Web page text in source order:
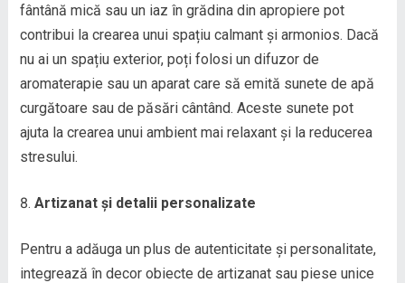
fântână mică sau un iaz în grădina din apropiere pot
contribui la crearea unui spațiu calmant și armonios. Dacă
nu ai un spațiu exterior, poți folosi un difuzor de
aromaterapie sau un aparat care să emită sunete de apă
curgătoare sau de păsări cântând. Aceste sunete pot
ajuta la crearea unui ambient mai relaxant și la reducerea
stresului.
Artizanat și detalii personalizate
Pentru a adăuga un plus de autenticitate și personalitate,
integrează în decor obiecte de artizanat sau piese unice